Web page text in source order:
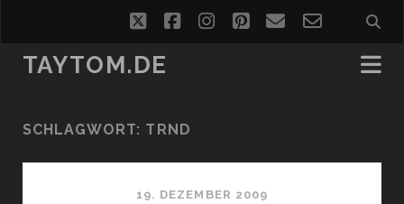
twitterfacebookinstagram
pinterest
emailemail-
form
TAYTOM.DE
SCHLAGWORT: TRND
19. DEZEMBER 2009